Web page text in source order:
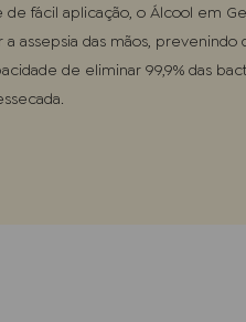
fácil aplicação, o Álcool em
a assepsia das mãos,
de eliminar 99,9% das